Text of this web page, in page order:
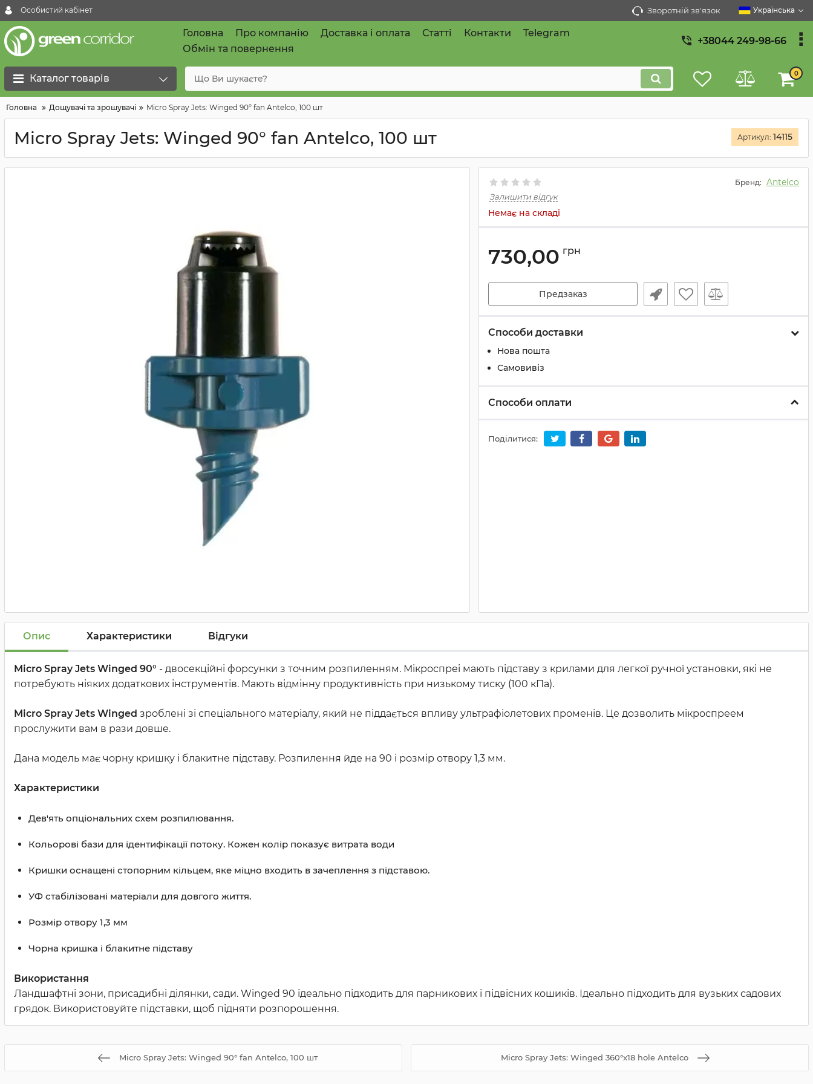
Особистий кабінет Зворотній зв'язок Українська
Головна Про компанію Доставка і оплата Статті Контакти
Telegram
Обмін та повернення
+38044 249-98-66
Каталог товарів 0
Головна Дощувачі та зрошувачі Micro Spray Jets: Winged 90° fan Antelco, 100 шт
Micro Spray Jets: Winged 90° fan Antelco, 100 шт Артикул: 14115
Бренд: Antelco
Залишити відгук
Немає на складі
730,00 грн
Предзаказ
Способи доставки
Нова пошта
Самовивіз
Способи оплати
Поділитися:
Опис Характеристики Відгуки
Micro Spray Jets Winged 90° - двосекційні форсунки з точним розпиленням. Мікроспреі мають підставу з крилами для легкої ручної установки, які не
потребують ніяких додаткових інструментів. Мають відмінну продуктивність при низькому тиску (100 кПа).
Micro Spray Jets Winged зроблені зі спеціального матеріалу, який не піддається впливу ультрафіолетових променів. Це дозволить мікроспреем
прослужити вам в рази довше.
Дана модель має чорну кришку і блакитне підставу. Розпилення йде на 90 і розмір отвору 1,3 мм.
Характеристики
Дев'ять опціональних схем розпилювання.
Кольорові бази для ідентифікації потоку. Кожен колір показує витрата води
Кришки оснащені стопорним кільцем, яке міцно входить в зачеплення з підставою.
УФ стабілізовані матеріали для довгого життя.
Розмір отвору 1,3 мм
Чорна кришка і блакитне підставу
Використання
Ландшафтні зони, присадибні ділянки, сади. Winged 90 ідеально підходить для парникових і підвісних кошиків. Ідеально підходить для вузьких садових
грядок. Використовуйте підставки, щоб підняти розпорошення.
Micro Spray Jets: Winged 90° fan Antelco, 100 шт Micro Spray Jets: Winged 360°x18 hole Antelco